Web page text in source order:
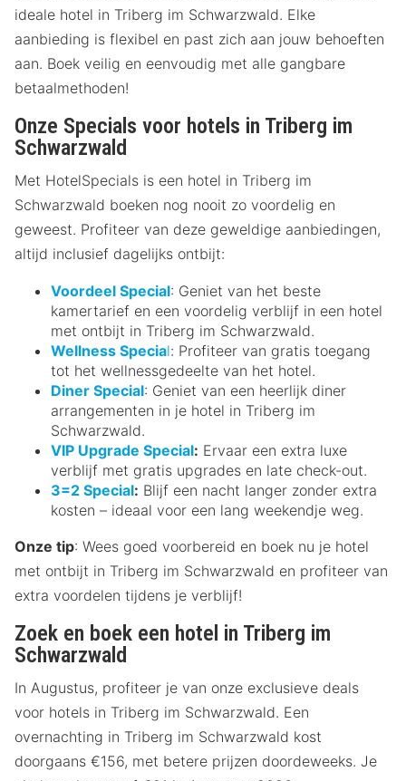
ideale hotel in Triberg im Schwarzwald. Elke
aanbieding is flexibel en past zich aan jouw behoeften
aan. Boek veilig en eenvoudig met alle gangbare
betaalmethoden!
Onze Specials voor hotels in Triberg im
Schwarzwald
Met HotelSpecials is een hotel in Triberg im
Schwarzwald boeken nog nooit zo voordelig en
geweest. Profiteer van deze geweldige aanbiedingen,
altijd inclusief dagelijks ontbijt:
Voordeel Special: Geniet van het beste
kamertarief en een voordelig verblijf in een hotel
met ontbijt in Triberg im Schwarzwald.
Wellness Special: Profiteer van gratis toegang
tot het wellnessgedeelte van het hotel.
Diner Special: Geniet van een heerlijk diner
arrangementen in je hotel in Triberg im
Schwarzwald.
VIP Upgrade Special: Ervaar een extra luxe
verblijf met gratis upgrades en late check-out.
3=2 Special: Blijf een nacht langer zonder extra
kosten – ideaal voor een lang weekendje weg.
Onze tip: Wees goed voorbereid en boek nu je hotel
met ontbijt in Triberg im Schwarzwald en profiteer van
extra voordelen tijdens je verblijf!
Zoek en boek een hotel in Triberg im
Schwarzwald
In Augustus, profiteer je van onze exclusieve deals
voor hotels in Triberg im Schwarzwald. Een
overnachting in Triberg im Schwarzwald kost
doorgaans €156, met betere prijzen doordeweeks. Je